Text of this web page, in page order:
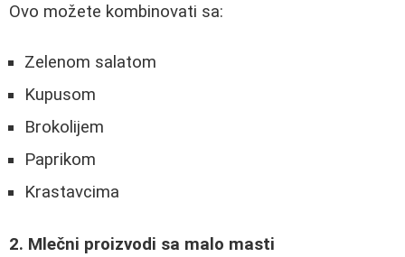
Ovo možete kombinovati sa:
Zelenom salatom
Kupusom
Brokolijem
Paprikom
Krastavcima
2. Mlečni proizvodi sa malo masti